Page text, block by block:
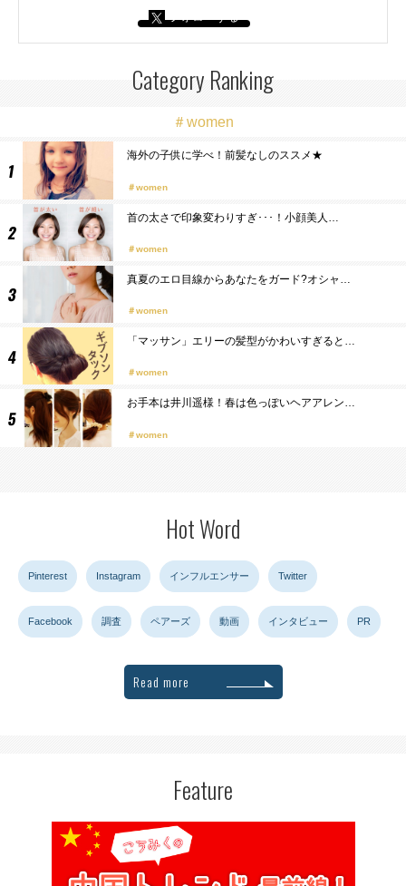
フォローする
Category Ranking
＃women
海外の子供に学べ！前髪なしのススメ★
women
首の太さで印象変わりすぎ･･･！小顔美人…
women
真夏のエロ目線からあなたをガード?オシャ…
women
「マッサン」エリーの髪型がかわいすぎると…
women
お手本は井川遥様！春は色っぽいヘアアレン…
women
Hot Word
Pinterest Instagram インフルエンサー Twitter
Facebook 調査 ペアーズ 動画 インタビュー PR
Read more
Feature